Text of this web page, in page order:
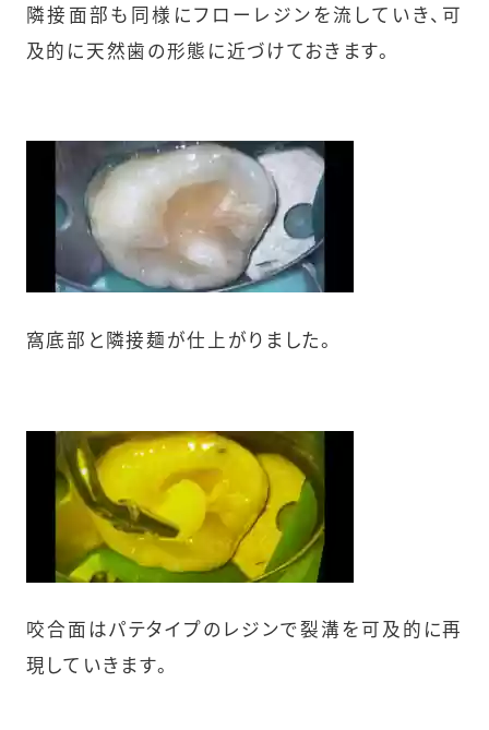
隣接面部も同様にフローレジンを流していき、可
及的に天然歯の形態に近づけておきます。
窩底部と隣接麺が仕上がりました。
咬合面はパテタイプのレジンで裂溝を可及的に再
現していきます。